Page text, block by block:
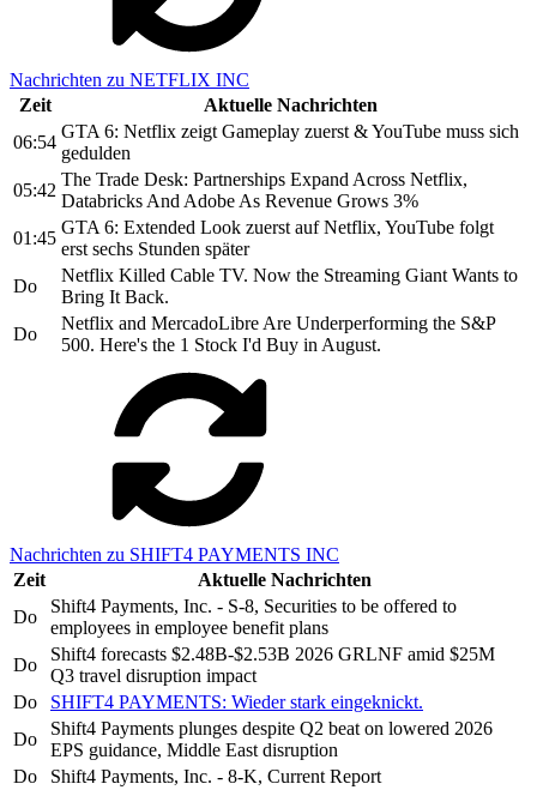
Nachrichten zu NETFLIX INC
Zeit
Aktuelle Nachrichten
06:54
GTA 6: Netflix zeigt Gameplay zuerst & YouTube muss sich
gedulden
05:42
The Trade Desk: Partnerships Expand Across Netflix,
Databricks And Adobe As Revenue Grows 3%
01:45
GTA 6: Extended Look zuerst auf Netflix, YouTube folgt
erst sechs Stunden später
Do
Netflix Killed Cable TV. Now the Streaming Giant Wants to
Bring It Back.
Do
Netflix and MercadoLibre Are Underperforming the S&P
500. Here's the 1 Stock I'd Buy in August.
Nachrichten zu SHIFT4 PAYMENTS INC
Zeit
Aktuelle Nachrichten
Do
Shift4 Payments, Inc. - S-8, Securities to be offered to
employees in employee benefit plans
Do
Shift4 forecasts $2.48B-$2.53B 2026 GRLNF amid $25M
Q3 travel disruption impact
Do
SHIFT4 PAYMENTS: Wieder stark eingeknickt.
Do
Shift4 Payments plunges despite Q2 beat on lowered 2026
EPS guidance, Middle East disruption
Do
Shift4 Payments, Inc. - 8-K, Current Report